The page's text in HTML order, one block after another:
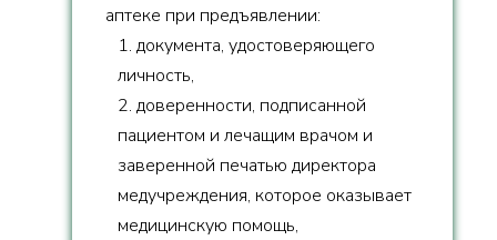
аптеке при предъявлении:
1. документа, удостоверяющего
личность,
2. доверенности, подписанной
пациентом и лечащим врачом и
заверенной печатью директора
медучреждения, которое оказывает
медицинскую помощь,